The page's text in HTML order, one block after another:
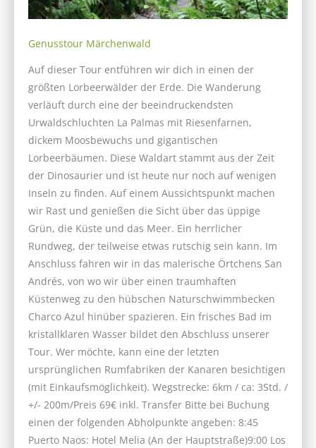
Genusstour Märchenwald
Auf dieser Tour entführen wir dich in einen der
größten Lorbeerwälder der Erde. Die Wanderung
verläuft durch eine der beeindruckendsten
Urwaldschluchten La Palmas mit Riesenfarnen,
dickem Moosbewuchs und gigantischen
Lorbeerbäumen. Diese Waldart stammt aus der Zeit
der Dinosaurier und ist heute nur noch auf wenigen
Inseln zu finden. Auf einem Aussichtspunkt machen
wir Rast und genießen die Sicht über das üppige
Grün, die Küste und das Meer. Ein herrlicher
Rundweg, der teilweise etwas rutschig sein kann. Im
Anschluss fahren wir in das malerische Örtchens San
Andrés, von wo wir über einen traumhaften
Küstenweg zu den hübschen Naturschwimmbecken
Charco Azul hinüber spazieren. Ein frisches Bad im
kristallklaren Wasser bildet den Abschluss unserer
Tour. Wer möchte, kann eine der letzten
ursprünglichen Rumfabriken der Kanaren besichtigen
(mit Einkaufsmöglichkeit). Wegstrecke: 6km / ca: 3Std. /
+/- 200m/Preis 69€ inkl. Transfer Bitte bei Buchung
einen der folgenden Abholpunkte angeben: 8:45
Puerto Naos: Hotel Melia (An der Hauptstraße)9:00 Los